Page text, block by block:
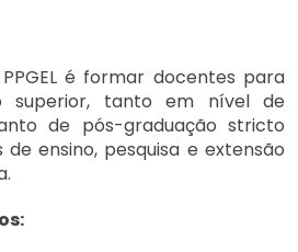
é formar docentes para
superior, tanto em nível de
de pós-graduação stricto
de ensino, pesquisa e extensão